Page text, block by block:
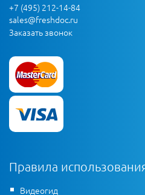
+7 (495) 212-14-84
sales@freshdoc.ru
Заказать звонок
Правила
Видеогид